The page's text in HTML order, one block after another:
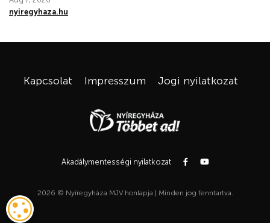
nyiregyhaza.hu
Kapcsolat Impresszum Jogi nyilatkozat
Akadálymentességi nyilatkozat
2026 © Nyíregyháza MJV honlapja | Minden jog fenntartva.